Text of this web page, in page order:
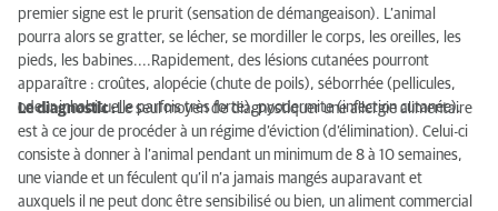
premier signe est le prurit (sensation de démangeaison). L’animal
pourra alors se gratter, se lécher, se mordiller le corps, les oreilles, les
pieds, les babines....Rapidement, des lésions cutanées pourront
apparaître : croûtes, alopécie (chute de poils), séborrhée (pellicules,
odeur inhabituelle parfois très forte), pyodermite (infection cutanée).
Le diagnostic :Le seul moyen de diagnostiquer une allergie alimentaire
est à ce jour de procéder à un régime d’éviction (d’élimination). Celui-ci
consiste à donner à l’animal pendant un minimum de 8 à 10 semaines,
une viande et un féculent qu’il n’a jamais mangés auparavant et
auxquels il ne peut donc être sensibilisé ou bien, un aliment commercial